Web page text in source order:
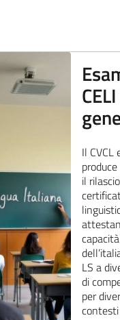
CELI
Il CVCL
il
LS a
di
per
contesti